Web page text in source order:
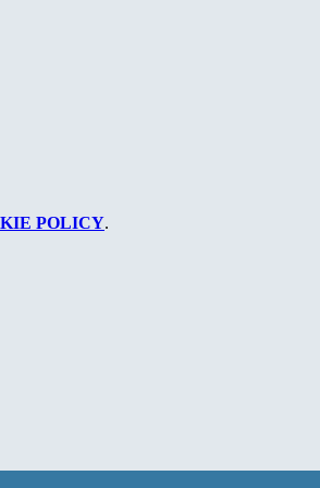
POLICY.